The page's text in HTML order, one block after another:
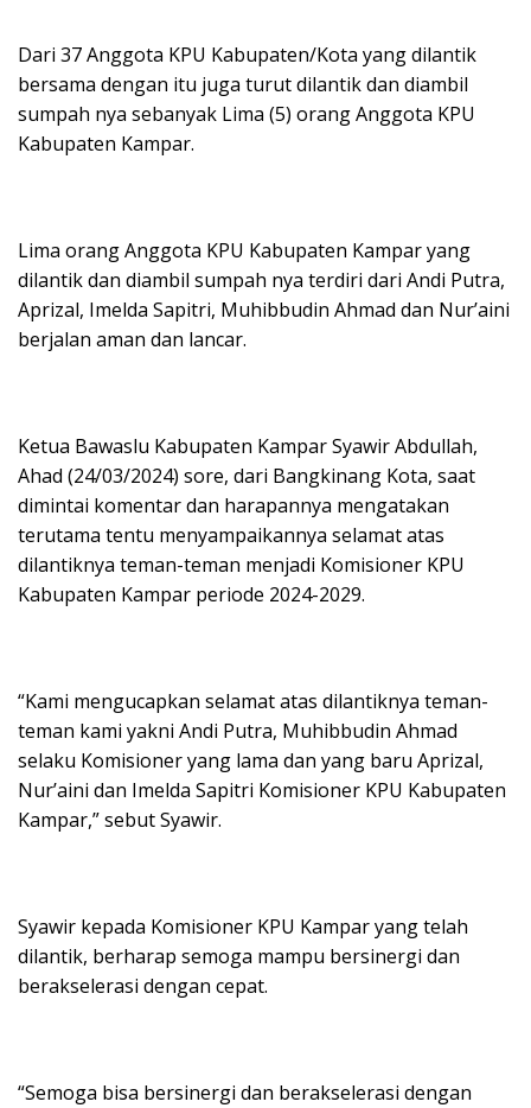
Dari 37 Anggota KPU Kabupaten/Kota yang dilantik
bersama dengan itu juga turut dilantik dan diambil
sumpah nya sebanyak Lima (5) orang Anggota KPU
Kabupaten Kampar.
Lima orang Anggota KPU Kabupaten Kampar yang
dilantik dan diambil sumpah nya terdiri dari Andi Putra,
Aprizal, Imelda Sapitri, Muhibbudin Ahmad dan Nur’aini
berjalan aman dan lancar.
Ketua Bawaslu Kabupaten Kampar Syawir Abdullah,
Ahad (24/03/2024) sore, dari Bangkinang Kota, saat
dimintai komentar dan harapannya mengatakan
terutama tentu menyampaikannya selamat atas
dilantiknya teman-teman menjadi Komisioner KPU
Kabupaten Kampar periode 2024-2029.
“Kami mengucapkan selamat atas dilantiknya teman-
teman kami yakni Andi Putra, Muhibbudin Ahmad
selaku Komisioner yang lama dan yang baru Aprizal,
Nur’aini dan Imelda Sapitri Komisioner KPU Kabupaten
Kampar,” sebut Syawir.
Syawir kepada Komisioner KPU Kampar yang telah
dilantik, berharap semoga mampu bersinergi dan
berakselerasi dengan cepat.
“Semoga bisa bersinergi dan berakselerasi dengan